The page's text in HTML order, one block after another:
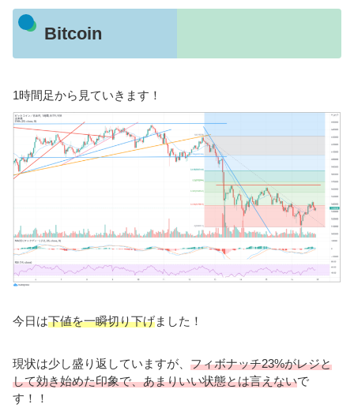
Bitcoin
1時間足から見ていきます！
今日は下値を一瞬切り下げました！
現状は少し盛り返していますが、 フィボナッチ23%がレジと
して効き始めた印象で、あまりいい状態とは言えないで
す！！